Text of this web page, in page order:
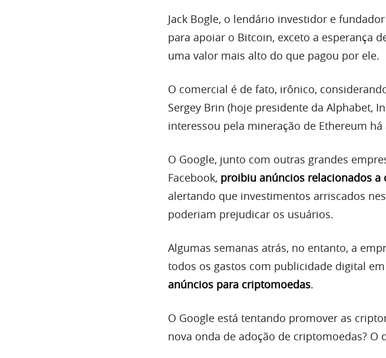
Jack Bogle, o lendário investidor e
para apoiar o Bitcoin, exceto a esperança
uma valor mais alto do que pagou por ele.
O comercial é de fato, irônico,
Sergey Brin (hoje presidente da Alphabet,
interessou pela mineração de Ethereum há
O Google, junto com outras grandes
Facebook, proibiu anúncios relacionados a
alertando que investimentos arriscados
poderiam prejudicar os usuários.
Algumas semanas atrás, no entanto, a
todos os gastos com publicidade digital em
anúncios para criptomoedas.
O Google está tentando promover as
nova onda de adoção de criptomoedas? O